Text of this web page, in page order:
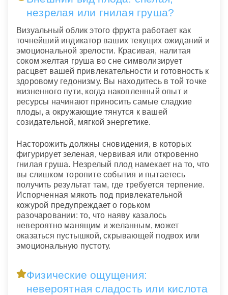
незрелая или гнилая груша?
Визуальный облик этого фрукта работает как
точнейший индикатор ваших текущих ожиданий и
эмоциональной зрелости. Красивая, налитая
соком желтая груша во сне символизирует
расцвет вашей привлекательности и готовность к
здоровому гедонизму. Вы находитесь в той точке
жизненного пути, когда накопленный опыт и
ресурсы начинают приносить самые сладкие
плоды, а окружающие тянутся к вашей
созидательной, мягкой энергетике.
Насторожить должны сновидения, в которых
фигурирует зеленая, червивая или откровенно
гнилая груша. Незрелый плод намекает на то, что
вы слишком торопите события и пытаетесь
получить результат там, где требуется терпение.
Испорченная мякоть под привлекательной
кожурой предупреждает о горьком
разочаровании: то, что наяву казалось
невероятно манящим и желанным, может
оказаться пустышкой, скрывающей подвох или
эмоциональную пустоту.
Физические ощущения:
невероятная сладость или кислота